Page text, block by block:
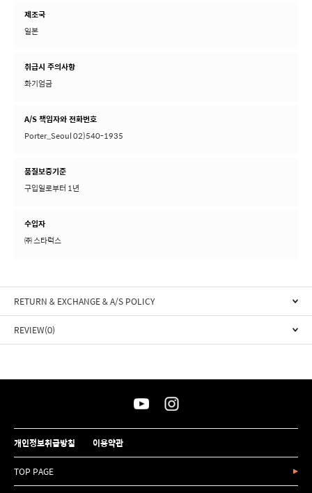
제조국
일본
취급시 주의사항
화기엄금
A/S 책임자와 전화번호
Porter_Seoul 02)540-1935
품질보증기준
구입일로부터 1년
수입자
㈜ 스타럭스
RETURN & EXCHANGE & A/S POLICY
REVIEW(0)
개인정보취급방침 이용약관
TOP PAGE